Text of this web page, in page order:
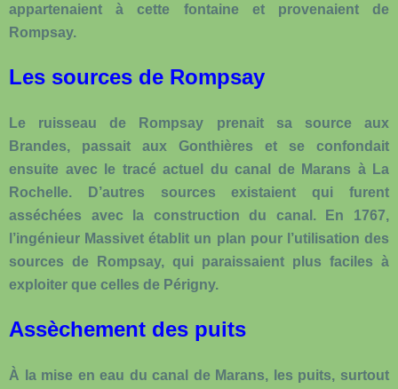
appartenaient à cette fontaine et provenaient de
Rompsay.
Les sources de Rompsay
Le ruisseau de Rompsay prenait sa source aux
Brandes, passait aux Gonthières et se confondait
ensuite avec le tracé actuel du canal de Marans à La
Rochelle. D’autres sources existaient qui furent
asséchées avec la construction du canal. En 1767,
l’ingénieur Massivet établit un plan pour l’utilisation des
sources de Rompsay, qui paraissaient plus faciles à
exploiter que celles de Périgny.
Assèchement des puits
À la mise en eau du canal de Marans, les puits, surtout